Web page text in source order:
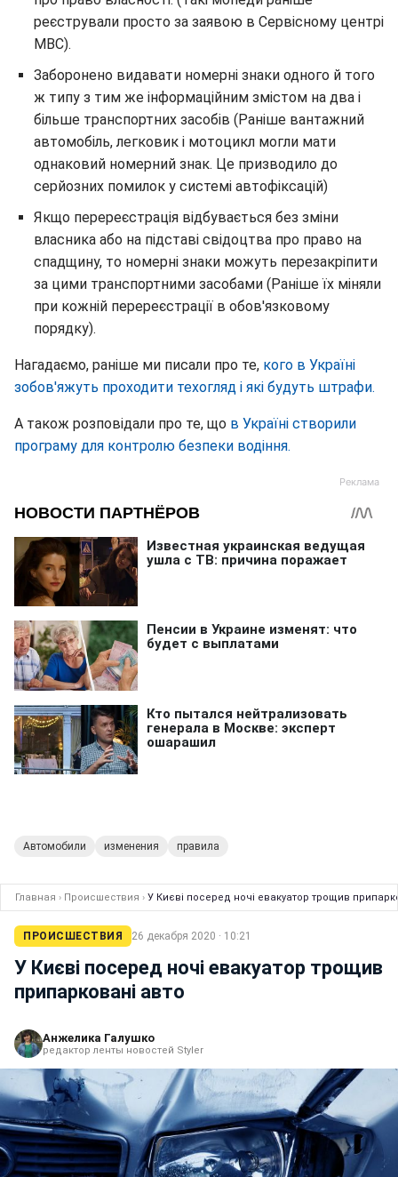
реєстрували просто за заявою в Сервісному центрі
МВС).
Заборонено видавати номерні знаки одного й того
ж типу з тим же інформаційним змістом на два і
більше транспортних засобів (Раніше вантажний
автомобіль, легковик і мотоцикл могли мати
однаковий номерний знак. Це призводило до
серйозних помилок у системі автофіксацій)
Якщо перереєстрація відбувається без зміни
власника або на підставі свідоцтва про право на
спадщину, то номерні знаки можуть перезакріпити
за цими транспортними засобами (Раніше їх міняли
при кожній перереєстрації в обов'язковому
порядку).
Нагадаємо, раніше ми писали про те, кого в Україні
зобов'яжуть проходити техогляд і які будуть штрафи.
А також розповідали про те, що в Україні створили
програму для контролю безпеки водіння.
Автомобили изменения правила
Главная › Происшествия › У Києві посеред ночі евакуатор трощив
ПРОИСШЕСТВИЯ 26 декабря 2020 · 10:21
У Києві посеред ночі евакуатор трощив
припарковані авто
Анжелика Галушко
редактор ленты новостей Styler